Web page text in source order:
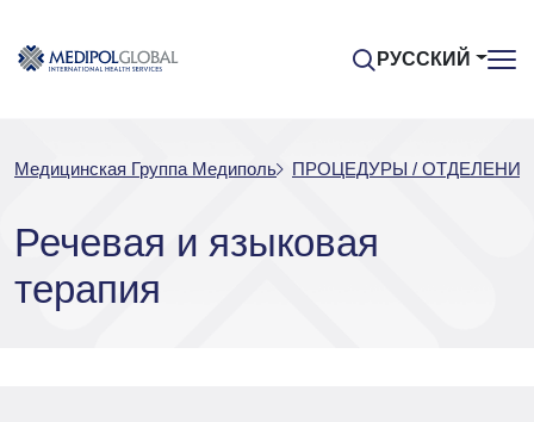
РУССКИЙ
Медицинская Группа Медиполь ПРОЦЕДУРЫ / ОТДЕЛЕНИЯ
Речевая и языковая
терапия